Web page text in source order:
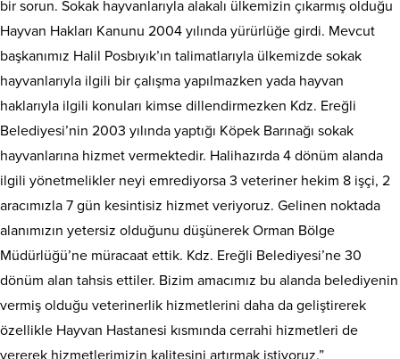
bir sorun. Sokak hayvanlarıyla alakalı ülkemizin çıkarmış olduğu
Hayvan Hakları Kanunu 2004 yılında yürürlüğe girdi. Mevcut
başkanımız Halil Posbıyık’ın talimatlarıyla ülkemizde sokak
hayvanlarıyla ilgili bir çalışma yapılmazken yada hayvan
haklarıyla ilgili konuları kimse dillendirmezken Kdz. Ereğli
Belediyesi’nin 2003 yılında yaptığı Köpek Barınağı sokak
hayvanlarına hizmet vermektedir. Halihazırda 4 dönüm alanda
ilgili yönetmelikler neyi emrediyorsa 3 veteriner hekim 8 işçi, 2
aracımızla 7 gün kesintisiz hizmet veriyoruz. Gelinen noktada
alanımızın yetersiz olduğunu düşünerek Orman Bölge
Müdürlüğü’ne müracaat ettik. Kdz. Ereğli Belediyesi’ne 30
dönüm alan tahsis ettiler. Bizim amacımız bu alanda belediyenin
vermiş olduğu veterinerlik hizmetlerini daha da geliştirerek
özellikle Hayvan Hastanesi kısmında cerrahi hizmetleri de
vererek hizmetlerimizin kalitesini artırmak istiyoruz.”